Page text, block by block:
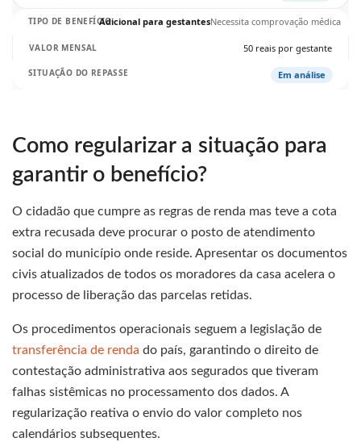
Adicional para gestantesNecessita comprovação médica
50 reais por gestante
Em análise
Como regularizar a situação para
garantir o benefício?
O cidadão que cumpre as regras de renda mas teve a cota
extra recusada deve procurar o posto de atendimento
social do município onde reside. Apresentar os documentos
civis atualizados de todos os moradores da casa acelera o
processo de liberação das parcelas retidas.
Os procedimentos operacionais seguem a legislação de
transferência de renda do país, garantindo o direito de
contestação administrativa aos segurados que tiveram
falhas sistêmicas no processamento dos dados. A
regularização reativa o envio do valor completo nos
calendários subsequentes.